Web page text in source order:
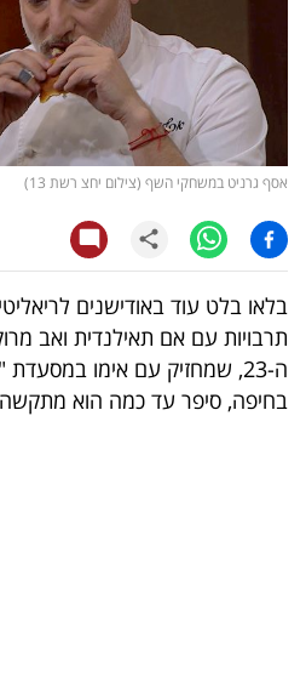
רכילות
עסקית
קריפטו
טלוויזיה
עסקי
ספורט
קריירה
אסף גרניט במשחקי השף (צילום יחצ רשת 13)
בלאו בלט עוד באודישנים
תרבויות עם אם תאילנדית ואב
ה-23, שמחזיק עם אימו
בחיפה, סיפר עד כמה הוא